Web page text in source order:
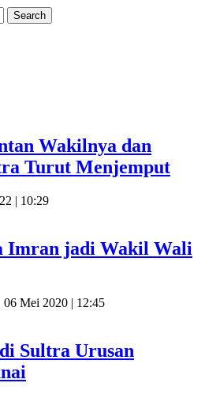
Wakilnya dan
Turut Menjemput
| 10:29
Imran jadi Wakil Wali
06 Mei 2020 | 12:45
Sultra Urusan